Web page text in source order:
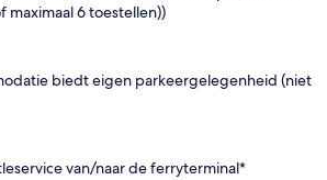
maximaal 6 toestellen))
biedt eigen parkeergelegenheid (niet
van/naar de ferryterminal*